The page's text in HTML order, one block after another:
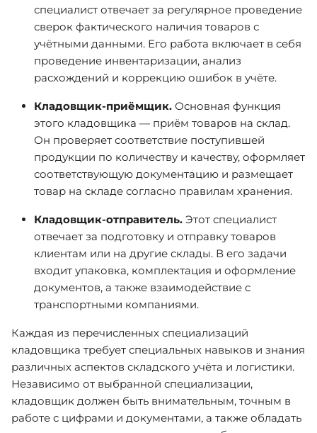
специалист отвечает за регулярное проведение
сверок фактического наличия товаров с
учётными данными. Его работа включает в себя
проведение инвентаризации, анализ
расхождений и коррекцию ошибок в учёте.
Кладовщик-приёмщик. Основная функция
этого кладовщика — приём товаров на склад.
Он проверяет соответствие поступившей
продукции по количеству и качеству, оформляет
соответствующую документацию и размещает
товар на складе согласно правилам хранения.
Кладовщик-отправитель. Этот специалист
отвечает за подготовку и отправку товаров
клиентам или на другие склады. В его задачи
входит упаковка, комплектация и оформление
документов, а также взаимодействие с
транспортными компаниями.
Каждая из перечисленных специализаций
кладовщика требует специальных навыков и знания
различных аспектов складского учёта и логистики.
Независимо от выбранной специализации,
кладовщик должен быть внимательным, точным в
работе с цифрами и документами, а также обладать